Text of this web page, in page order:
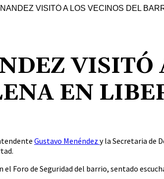
Vos
VISITÓ A LOS VECINOS DEL
VISITÓ
EN
Gustavo Menéndez y la Secretaria de
Foro de Seguridad del barrio, sentado